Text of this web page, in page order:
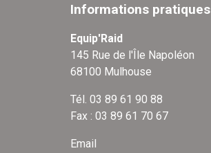
Informations pratiques
Equip'Raid
145 Rue de l'Île Napoléon
68100 Mulhouse
Tél. 03 89 61 90 88
Fax : 03 89 61 70 67
Email